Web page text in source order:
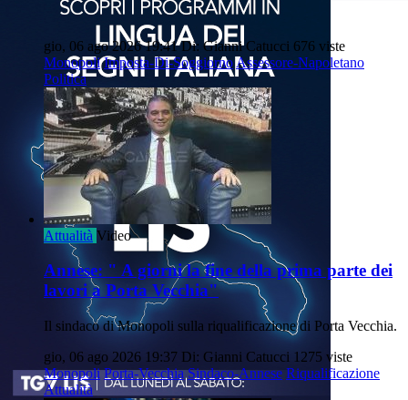
gio, 06 ago 2026 19:41 Di: Gianni Catucci 676 viste
Monopoli Imposta-Di-Soggiorno Assessore-Napoletano
Politica
Attualità Video
Annese: " A giorni la fine della prima parte dei
lavori a Porta Vecchia"
Il sindaco di Monopoli sulla riqualificazione di Porta Vecchia.
gio, 06 ago 2026 19:37 Di: Gianni Catucci 1275 viste
Monopoli Porta-Vecchia Sindaco-Annese Riqualificazione
Attualità